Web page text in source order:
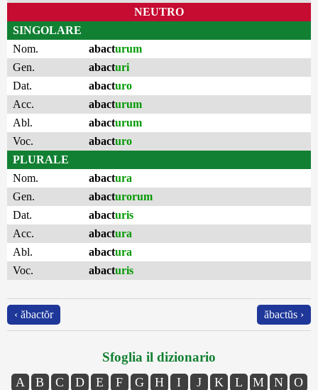
NEUTRO
SINGOLARE
Nom.
abacturum
Gen.
abacturi
Dat.
abacturo
Acc.
abacturum
Abl.
abacturum
Voc.
abacturo
PLURALE
Nom.
abactura
Gen.
abacturorum
Dat.
abacturis
Acc.
abactura
Abl.
abactura
Voc.
abacturis
‹ ăbactŏr ăbactŭs ›
Sfoglia il dizionario
A B C D E F G H I J K L M N
O